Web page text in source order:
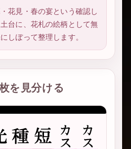
花見・春の宴という確認し
台に、花札の絵柄として無
しぼって整理します。
を見分ける